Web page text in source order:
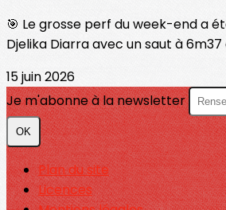
🎯 Le grosse perf du week-end a
Djelika Diarra avec un saut à 6m37
15 juin 2026
Je m'abonne à la newsletter
OK
Plan du site
Licences